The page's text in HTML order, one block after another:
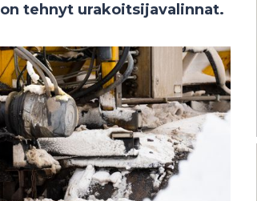
tehnyt urakoitsijavalinnat.